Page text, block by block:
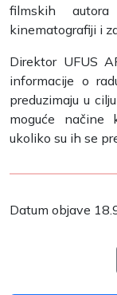
filmskih
kinematografiji i
Direktor UFUS
informacije o
preduzimaju u
moguće načine
ukoliko su ih se
Datum objave